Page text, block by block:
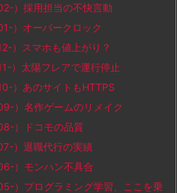
）採用担当の不快言動
）オーバークロック
）スマホも値上がり？
）太陽フレアで運行停止
）あのサイトもHTTPS
）名作ゲームのリメイク
）ドコモの品質
）退職代行の実績
）モンハン不具合
）プログラミング学習、ここを乗